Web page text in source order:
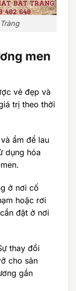
men
vẻ đẹp và
trị theo thời
ẩm để lau
dụng hóa
ở nơi cố
hoặc rơi
đặt ở nơi
thay đổi
cho sản
gần